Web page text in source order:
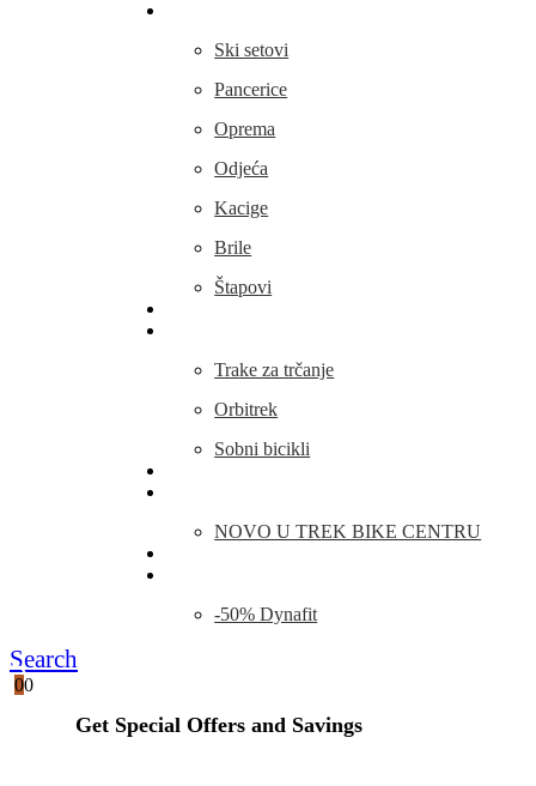
Ski setovi
Pancerice
Oprema
Odjeća
Kacige
Brile
Štapovi
Trake za trčanje
Orbitrek
Sobni bicikli
NOVO U TREK BIKE CENTRU
-50% Dynafit
Search
00
Get Special Offers and Savings